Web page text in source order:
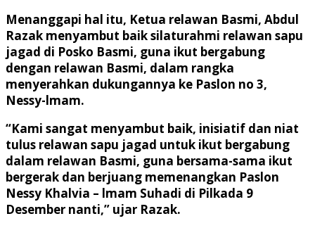
Menanggapi hal itu, Ketua relawan Basmi, Abdul
Razak menyambut baik silaturahmi relawan sapu
jagad di Posko Basmi, guna ikut bergabung
dengan relawan Basmi, dalam rangka
menyerahkan dukungannya ke Paslon no 3,
Nessy-lmam.
“Kami sangat menyambut baik, inisiatif dan niat
tulus relawan sapu jagad untuk ikut bergabung
dalam relawan Basmi, guna bersama-sama ikut
bergerak dan berjuang memenangkan Paslon
Nessy Khalvia – lmam Suhadi di Pilkada 9
Desember nanti,” ujar Razak.